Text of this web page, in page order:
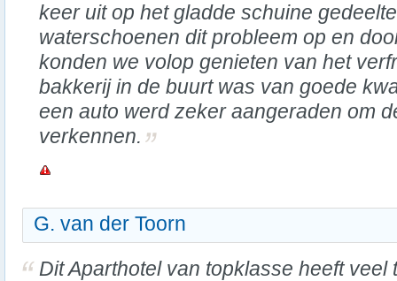
keer uit op het gladde schuine
waterschoenen dit probleem op en
konden we volop genieten van het
bakkerij in de buurt was van goede
een auto werd zeker aangeraden om
verkennen.
G. van der Toorn
Dit Aparthotel van topklasse heeft veel